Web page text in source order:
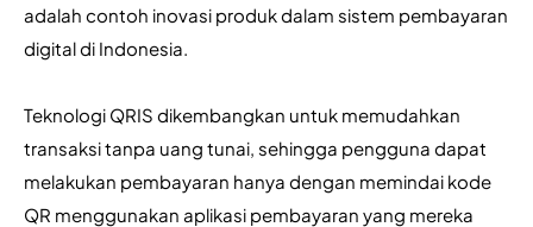
adalah contoh inovasi produk dalam sistem pembayaran
digital di Indonesia.
Teknologi QRIS dikembangkan untuk memudahkan
transaksi tanpa uang tunai, sehingga pengguna dapat
melakukan pembayaran hanya dengan memindai kode
QR menggunakan aplikasi pembayaran yang mereka